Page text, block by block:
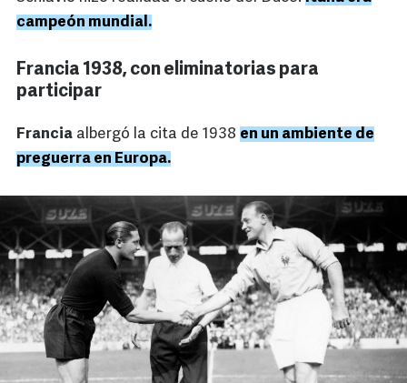
campeón mundial.
Francia 1938, con eliminatorias para
participar
Francia albergó la cita de 1938 en un ambiente de
preguerra en Europa.